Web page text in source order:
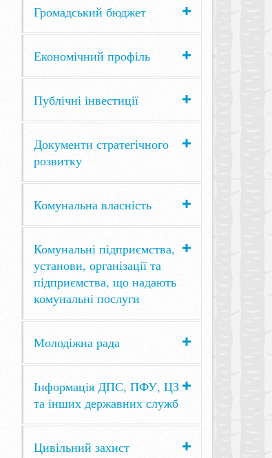
Громадський бюджет
Економічний профіль
Публічні інвестиції
Документи стратегічного
розвитку
Комунальна власність
Комунальні підприємства,
установи, організації та
підприємства, що надають
комунальні послуги
Молодіжна рада
Інформація ДПС, ПФУ, ЦЗ
та інших державних служб
Цивільний захист